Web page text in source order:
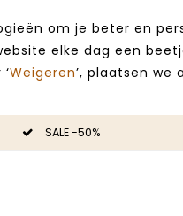
om je beter en
elke dag een
Weigeren’, plaatsen
SALE -50%